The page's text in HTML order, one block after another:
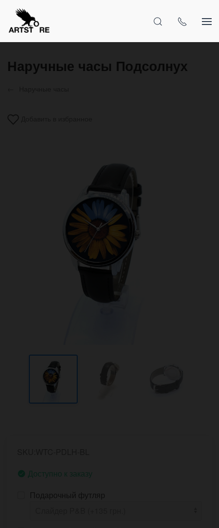
Наручные часы Подсолнух
Доступно к заказу
Подарочный футляр